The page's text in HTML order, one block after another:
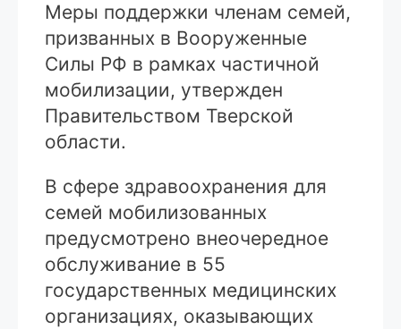
Меры поддержки членам семей,
призванных в Вооруженные
Силы РФ в рамках частичной
мобилизации, утвержден
Правительством Тверской
области.
В сфере здравоохранения для
семей мобилизованных
предусмотрено внеочередное
обслуживание в 55
государственных медицинских
организациях, оказывающих